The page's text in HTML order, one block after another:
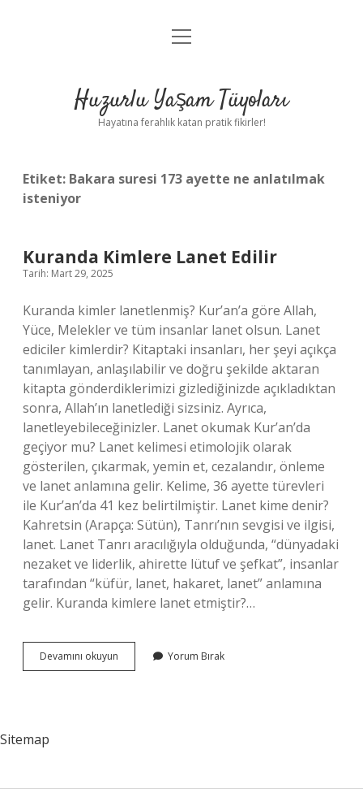
Anasayfa
Yasal Uyarı
menüyü
Huzurlu Yaşam Tüyoları
Hayatına ferahlık katan pratik fikirler!
Etiket: Bakara suresi 173 ayette ne anlatılmak
isteniyor
Kuranda Kimlere Lanet Edilir
Tarih: Mart 29, 2025
Kuranda kimler lanetlenmiş? Kur’an’a göre Allah,
Yüce, Melekler ve tüm insanlar lanet olsun. Lanet
ediciler kimlerdir? Kitaptaki insanları, her şeyi açıkça
tanımlayan, anlaşılabilir ve doğru şekilde aktaran
kitapta gönderdiklerimizi gizlediğinizde açıkladıktan
sonra, Allah’ın lanetlediği sizsiniz. Ayrıca,
lanetleyebileceğinizler. Lanet okumak Kur’an’da
geçiyor mu? Lanet kelimesi etimolojik olarak
gösterilen, çıkarmak, yemin et, cezalandır, önleme
ve lanet anlamına gelir. Kelime, 36 ayette türevleri
ile Kur’an’da 41 kez belirtilmiştir. Lanet kime denir?
Kahretsin (Arapça: Sütün), Tanrı’nın sevgisi ve ilgisi,
lanet. Lanet Tanrı aracılığıyla olduğunda, “dünyadaki
nezaket ve liderlik, ahirette lütuf ve şefkat”, insanlar
tarafından “küfür, lanet, hakaret, lanet” anlamına
gelir. Kuranda kimlere lanet etmiştir?…
Devamını okuyun Kuranda
Kimlere
Yorum Bırak
Sitemap